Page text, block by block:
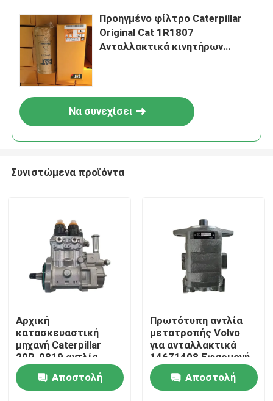
Αρχική Σελίδα
Προηγμένο φίλτρο Caterpillar
Original Cat 1R1807
Ανταλλακτικά κινητήρων
Να συνεχίσει
Συνιστώμενα προϊόντα
Αρχική
κατασκευαστική
μηχανή Caterpillar
20R-0819 αντλία
καυσίμου για
αντικατάσταση
Αποστολή
Πρωτότυπη αντλία
μετατροπής Volvo
για ανταλλακτικά
14671408 Εφαρμογή
για συντήρηση
εξαρτημάτων
EC750DL
Αποστολή